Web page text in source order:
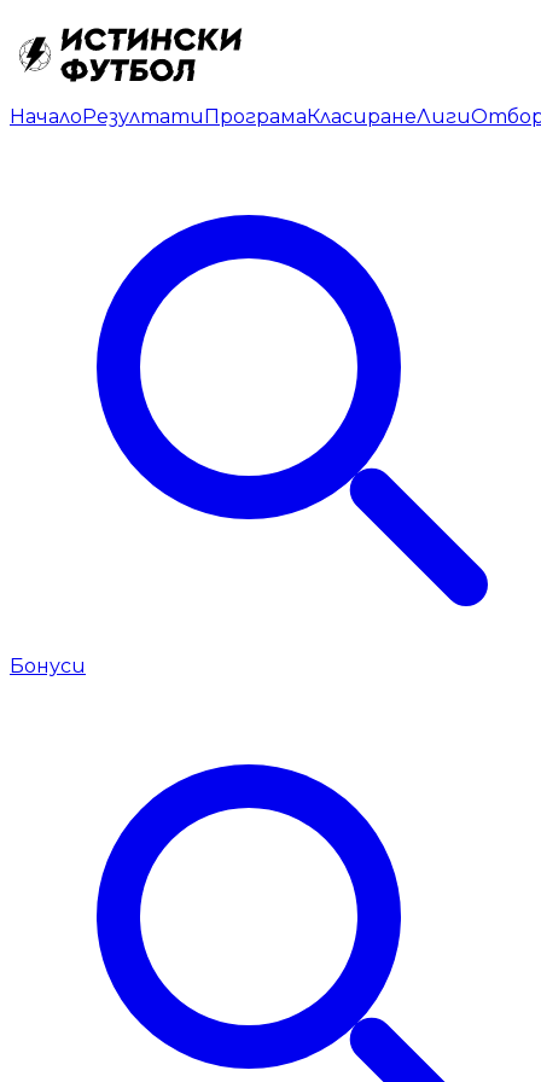
НачалоРезултатиПрограмаКласиранеЛиги
Бонуси